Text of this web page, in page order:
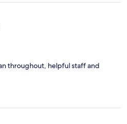
throughout, helpful staff and